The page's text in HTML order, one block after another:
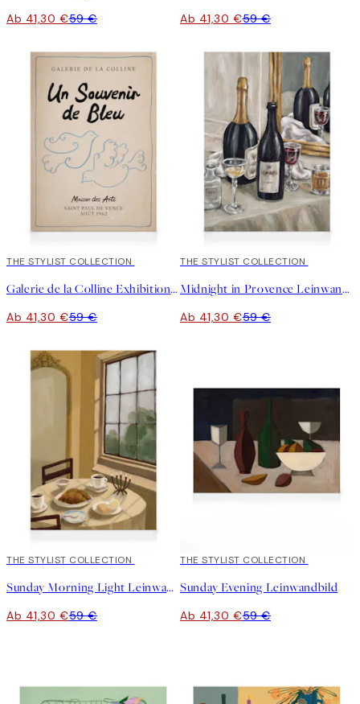
Ab 41,30 €59 € Ab 41,30 €59 €
30%*
THE STYLIST COLLECTION
Galerie de la Colline Exhibition Leinwandbild
Ab 41,30 €59 €
30%*
THE STYLIST COLLECTION
Midnight in Provence Leinwandbild
Ab 41,30 €59 €
30%*
THE STYLIST COLLECTION
Sunday Morning Light Leinwandbild
Ab 41,30 €59 €
30%*
THE STYLIST COLLECTION
Sunday Evening Leinwandbild
Ab 41,30 €59 €